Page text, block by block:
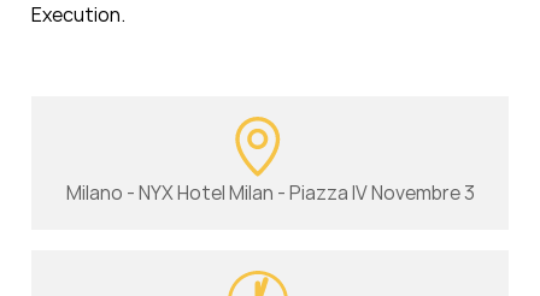
Execution.
Milano - NYX Hotel Milan - Piazza IV Novembre 3